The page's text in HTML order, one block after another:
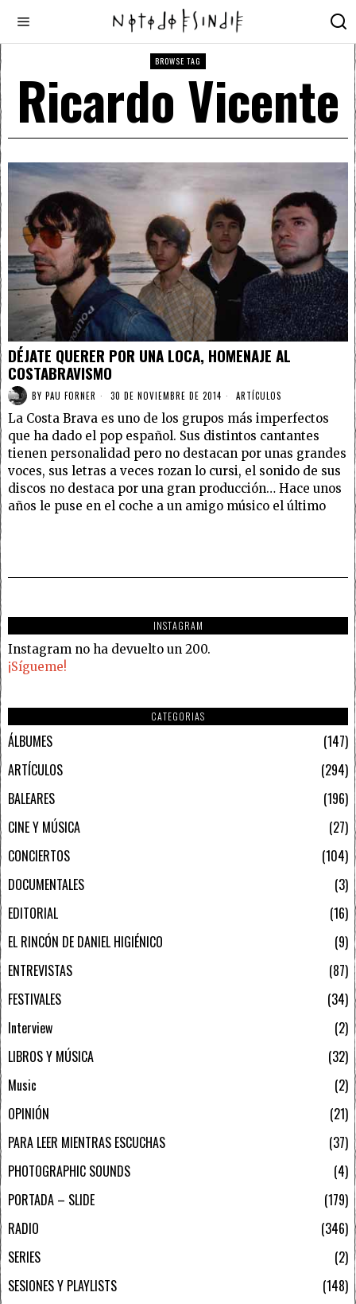
BROWSE TAG
Ricardo Vicente
DÉJATE QUERER POR UNA LOCA, HOMENAJE AL
COSTABRAVISMO
BY PAU FORNER 30 DE NOVIEMBRE DE 2014 ARTÍCULOS
La Costa Brava es uno de los grupos más imperfectos
que ha dado el pop español. Sus distintos cantantes
tienen personalidad pero no destacan por unas grandes
voces, sus letras a veces rozan lo cursi, el sonido de sus
discos no destaca por una gran producción… Hace unos
años le puse en el coche a un amigo músico el último
INSTAGRAM
Instagram no ha devuelto un 200.
¡Sígueme!
CATEGORIAS
ÁLBUMES
147
ARTÍCULOS
294
BALEARES
196
CINE Y MÚSICA
27
CONCIERTOS
104
DOCUMENTALES
3
EDITORIAL
16
EL RINCÓN DE DANIEL HIGIÉNICO
9
ENTREVISTAS
87
FESTIVALES
34
Interview
2
LIBROS Y MÚSICA
32
Music
2
OPINIÓN
21
PARA LEER MIENTRAS ESCUCHAS
37
PHOTOGRAPHIC SOUNDS
4
PORTADA – SLIDE
179
RADIO
346
SERIES
2
SESIONES Y PLAYLISTS
148